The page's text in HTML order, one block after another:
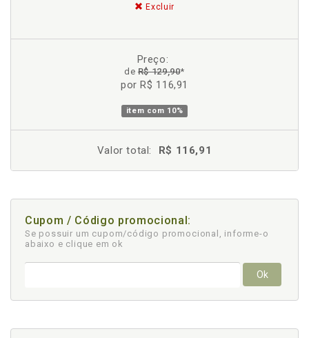
Excluir
Preço:
deR$ 129,90*
por R$ 116,91
item com 10%
Valor total: R$ 116,91
Cupom / Código promocional:
Se possuir um cupom/código promocional, informe-o
abaixo e clique em ok
Ok